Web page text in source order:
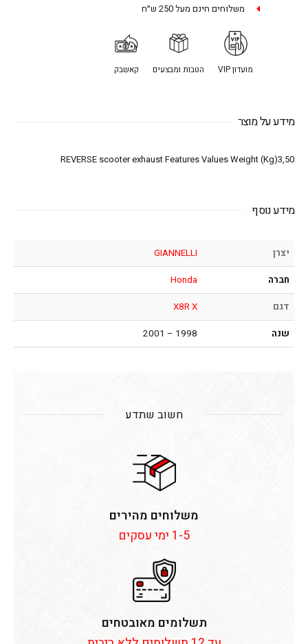
משלוחים חינם מעל 250 ש״ח
מועדון VIP הטבות ומבצעים קאשבק
מידע על מוצר
REVERSE scooter exhaust Features Values Weight (Kg)3,50
מידע נוסף
יצרן
GIANNELLI
חברה
Honda
דגם
X8R X
שנה
1998 – 2001
חשוב שתדע
משלוחים מהירים
1-5 ימי עסקים
תשלומים מאובטחים